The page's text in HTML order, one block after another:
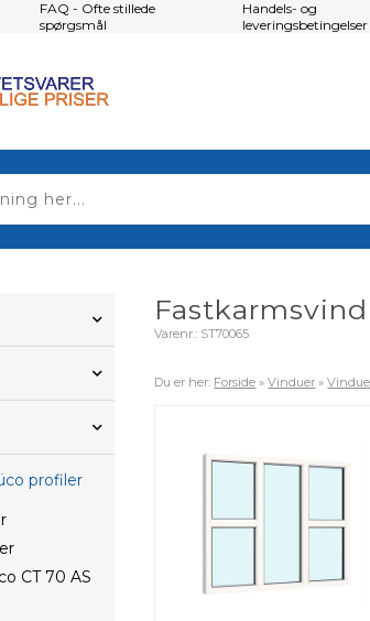
FAQ - Ofte stillede
spørgsmål
Handels- og
leveringsbetingelser
profiler
CT 70 AS
Varenr.: ST70065
Du er her: Forside »Vinduer »